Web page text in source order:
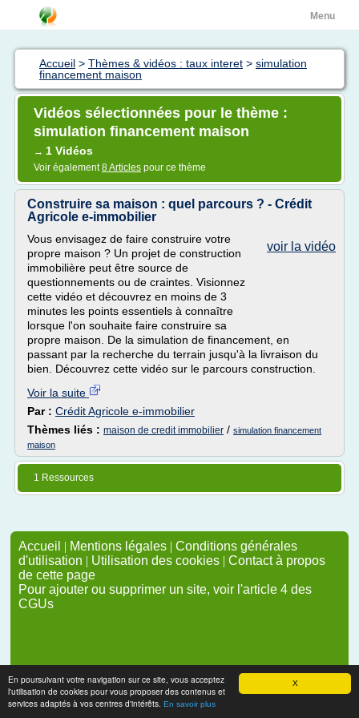
X
En poursuivant votre navigation sur ce site, vous acceptez
l'utilisation de cookies pour vous proposer des contenus et
services adaptés à vos centres d'intérêts. En savoir plus
Menu
Accueil > Thèmes & vidéos : taux interet > simulation
financement maison
Vidéos sélectionnées pour le thème :
simulation financement maison
→ 1 Vidéos
Voir également8 Articles pour ce thème
Construire sa maison : quel parcours ? - Crédit
Agricole e-immobilier
voir la vidéo
Vous envisagez de faire construire votre
propre maison ? Un projet de construction
immobilière peut être source de
questionnements ou de craintes. Visionnez
cette vidéo et découvrez en moins de 3
minutes les points essentiels à connaître
lorsque l'on souhaite faire construire sa
propre maison. De la simulation de financement, en
passant par la recherche du terrain jusqu'à la livraison du
bien. Découvrez cette vidéo sur le parcours construction.
Voir la suite
Par : Crédit Agricole e-immobilier
Thèmes liés : maison de credit immobilier / simulation financement
maison
1 Ressources
Accueil | Mentions légales | Conditions générales
d'utilisation | Utilisation des cookies | Contact à propos
de cette page
Pour ajouter ou supprimer un site, voir l'article 4 des
CGUs